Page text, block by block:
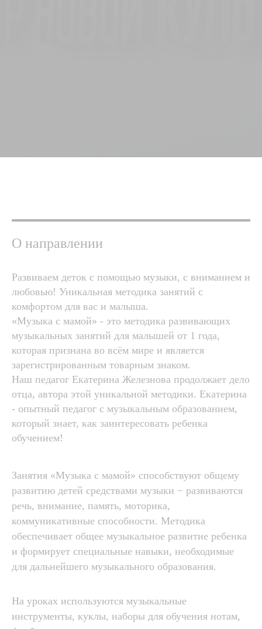
О направлении
Развиваем деток с помощью музыки, с вниманием и
любовью! Уникальная методика занятий с
комфортом для вас и малыша.
«Музыка с мамой» - это методика развивающих
музыкальных занятий для малышей от 1 года,
которая признана во всём мире и является
зарегистрированным товарным знаком.
Наш педагог Екатерина Железнова продолжает дело
отца, автора этой уникальной методики. Екатерина
- опытный педагог с музыкальным образованием,
который знает, как заинтересовать ребенка
обучением!
Занятия «Музыка с мамой» способствуют общему
развитию детей средствами музыки − развиваются
речь, внимание, память, моторика,
коммуникативные способности. Методика
обеспечивает общее музыкальное развитие ребенка
и формирует специальные навыки, необходимые
для дальнейшего музыкального образования.
На уроках используются музыкальные
инструменты, куклы, наборы для обучения нотам,